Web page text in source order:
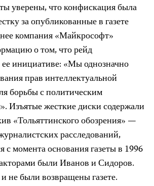
уверены, что конфискация была
за опубликованные в газете
компания «Майкрософт»
о том, что рейд
инициативе: «Мы однозначно
прав интеллектуальной
борьбы с политическим
Изъятые жесткие диски содержали
«Тольяттинского обозрения» —
расследований,
с момента основания газеты в 1996
были Иванов и Сидоров.
не были возвращены газете.